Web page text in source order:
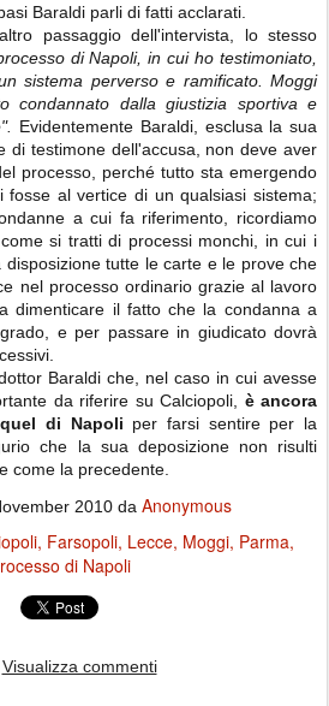
Baraldi parli di fatti acclarati.
passaggio dell'intervista, lo stesso
di Napoli, in cui ho testimoniato,
sistema perverso e ramificato. Moggi
condannato dalla giustizia sportiva e
Evidentemente Baraldi, esclusa la sua
di testimone dell'accusa, non deve aver
processo, perché tutto sta emergendo
al vertice di un qualsiasi sistema;
a cui fa riferimento, ricordiamo
si tratti di processi monchi, in cui i
tutte le carte e le prove che
nel processo ordinario grazie al lavoro
dimenticare il fatto che la condanna a
e per passare in giudicato dovrà
Baraldi che, nel caso in cui avesse
da riferire su Calciopoli,
è ancora
di Napoli per farsi sentire per la
che la sua deposizione non risulti
come la precedente.
2010da Anonymous
Farsopoli Lecce Moggi Parma
di Napoli
Visualizza commenti